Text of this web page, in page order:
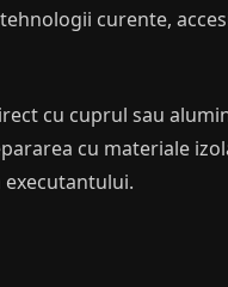
curente,
cu cuprul sau
cu materiale